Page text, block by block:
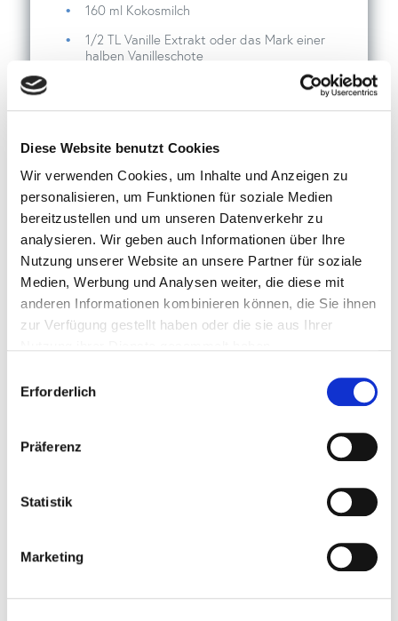
Diese Website benutzt Cookies
Wir verwenden Cookies, um Inhalte und Anzeigen zu
personalisieren, um Funktionen für soziale Medien
bereitzustellen und um unseren Datenverkehr zu
analysieren. Wir geben auch Informationen über Ihre
Nutzung unserer Website an unsere Partner für soziale
Medien, Werbung und Analysen weiter, die diese mit
anderen Informationen kombinieren können, die Sie ihnen
zur Verfügung gestellt haben oder die sie aus Ihrer
Erforderlich
Präferenz
Statistik
Marketing
160 ml Kokosmilch
1/2 TL Vanille Extrakt oder das Mark einer
halben Vanilleschote
35 g eiweißarmer Reis (oder Risotto Reis)
Eiweißgehalt berücksichtigen
10 g Zucker
1/2 TL Orangenabrieb
Zubereitung
Die Kokosmilch mit dem Vanille Extrakt bei
Sobald die Milch anfängt zu kochen, den
eiweißarmen Reis einrühren.